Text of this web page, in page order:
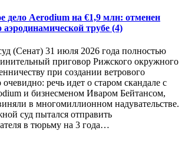
дело Aerodium на €1,9 млн: отменен
аэродинамической трубе (4)
(Сенат) 31 июля 2026 года полностью
приговор Рижского окружного
при создании ветрового
речь идет о старом скандале с
и бизнесменом Иваром Бейтансом,
в многомиллионном надувательстве.
суд пытался отправить
в тюрьму на 3 года…